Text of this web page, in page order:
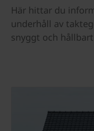
Här hittar du
underhåll av
snyggt och